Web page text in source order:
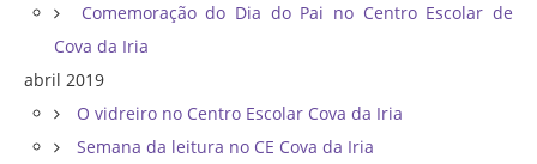
Comemoração do Dia do Pai no Centro Escolar de
Cova da Iria
abril 2019
O vidreiro no Centro Escolar Cova da Iria
Semana da leitura no CE Cova da Iria